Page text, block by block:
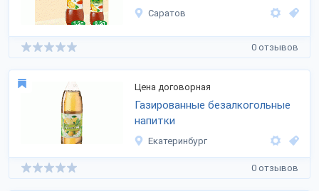
Саратов
0 отзывов
Цена договорная
Газированные безалкогольные
напитки
Екатеринбург
0 отзывов